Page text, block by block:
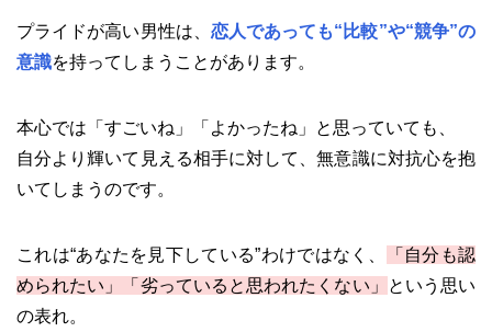
プライドが高い男性は、 恋人であっても“比較”や“競争”の
意識を持ってしまうことがあります。
本心では「すごいね」「よかったね」と思っていても、
自分より輝いて見える相手に対して、無意識に対抗心を抱
いてしまうのです。
これは“あなたを見下している”わけではなく、
「自分も認
められたい」「劣っていると思われたくない」
という思い
の表れ。